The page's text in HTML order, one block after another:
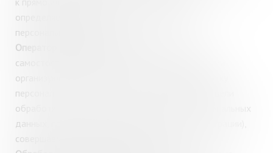
определяемому физическому лицу (субъекту
персональных данных);
Оператор персональных данных
самостоятельно или совместно с другими лицами
организующее и (или) осуществляющее обработку
персональных данных, а также определяющее цели
обработки персональных данных, состав персональных
данных, подлежащих обработке, действия (операции),
совершаемые с персональными данными;